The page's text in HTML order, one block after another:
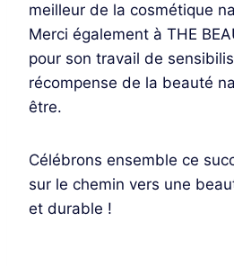
meilleur de la cosmétique
Merci également à THE
pour son travail de
récompense de la beauté
être.
Célébrons ensemble ce
sur le chemin vers une
et durable !